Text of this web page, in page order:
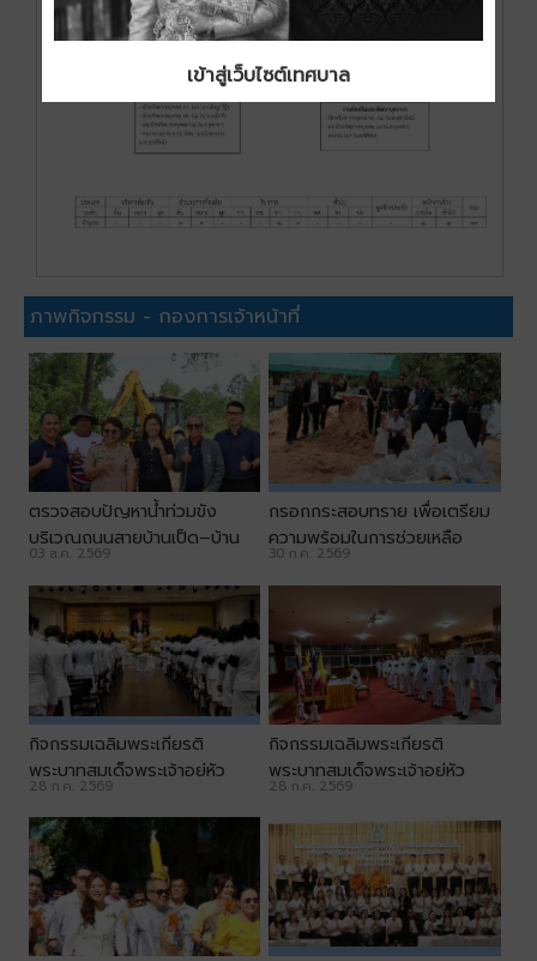
ภาพกิจกรรม - กองการเจ้าหน้าที่
ตรวจสอบปัญหาน้ำท่วมขัง
บริเวณถนนสายบ้านเป็ด–บ้าน
ทุ่ม
03 ส.ค. 2569
กรอกกระสอบทราย เพื่อเตรียม
ความพร้อมในการช่วยเหลือ
ประชาชน
30 ก.ค. 2569
กิจกรรมเฉลิมพระเกียรติ
พระบาทสมเด็จพระเจ้าอยู่หัว
28 ก.ค. 2569
กิจกรรมเฉลิมพระเกียรติ
พระบาทสมเด็จพระเจ้าอยู่หัว
28 ก.ค. 2569
เข้าสู่เว็บไซต์เทศบาล